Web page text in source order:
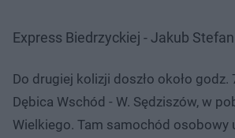
Express Biedrzyckiej - Jakub
Do drugiej kolizji doszło około godz.
Dębica Wschód - W. Sędziszów, w
Wielkiego. Tam samochód osobowy